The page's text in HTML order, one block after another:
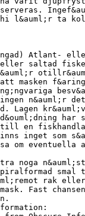
l&auml;r ta kol
Atlant-
eller saltad
&auml;r
masken
n&auml;r
Lagen
har
en
inget som
om eventuella
noga
smal
rak
Fast